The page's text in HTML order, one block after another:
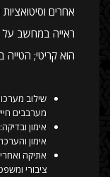
אחרים
ראייה במחשב על
הוא קריטי;
שילוב
מערבבים
אימון
אימון
אתיקה
ציבורי